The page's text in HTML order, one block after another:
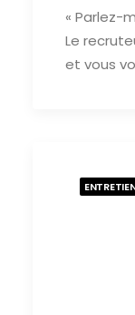
« Parlez-
Le
et vous